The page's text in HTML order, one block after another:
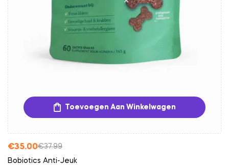
Toevoegen Aan Winkelwagen
€37.99
€35.00
Bobiotics Anti-Jeuk